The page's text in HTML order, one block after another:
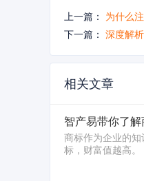
上一篇：
为什么
下一篇：
深度解
相关文章
智产易带你了
商标作为企业的
标，财富值越高。